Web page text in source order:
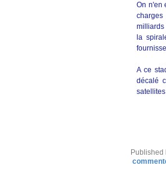
On n'en
milliards
la
A ce
décalé
Published